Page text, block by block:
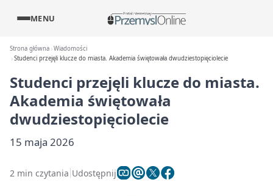
MENU
Strona główna Wiadomości
Studenci przejęli klucze do miasta. Akademia świętowała dwudziestopięciolecie
Studenci przejęli klucze do miasta.
Akademia świętowała
dwudziestopięciolecie
15 maja 2026
2 min czytania Udostępnij